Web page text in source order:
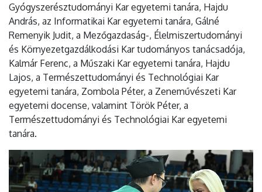
Gyógyszerésztudományi Kar egyetemi tanára, Hajdu
András, az Informatikai Kar egyetemi tanára, Gálné
Remenyik Judit, a Mezőgazdaság-, Élelmiszertudományi
és Környezetgazdálkodási Kar tudományos tanácsadója,
Kalmár Ferenc, a Műszaki Kar egyetemi tanára, Hajdu
Lajos, a Természettudományi és Technológiai Kar
egyetemi tanára, Zombola Péter, a Zeneművészeti Kar
egyetemi docense, valamint Török Péter, a
Természettudományi és Technológiai Kar egyetemi
tanára.